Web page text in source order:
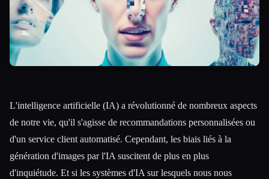
L'intelligence artificielle (IA) a révolutionné de nombreux aspects
de notre vie, qu'il s'agisse de recommandations personnalisées ou
d'un service client automatisé. Cependant, les biais liés à la
génération d'images par l'IA suscitent de plus en plus
d'inquiétude. Et si les systèmes d'IA sur lesquels nous nous